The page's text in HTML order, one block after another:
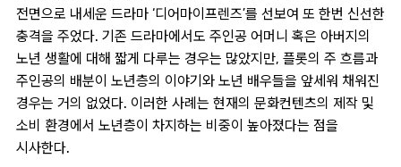
전면으로 내세운 드라마 ‘디어마이프렌즈’를 선보여 또 한번 신선한
충격을 주었다. 기존 드라마에서도 주인공 어머니 혹은 아버지의
노년 생활에 대해 짧게 다루는 경우는 많았지만, 플롯의 주 흐름과
주인공의 배분이 노년층의 이야기와 노년 배우들을 앞세워 채워진
경우는 거의 없었다. 이러한 사례는 현재의 문화컨텐츠의 제작 및
소비 환경에서 노년층이 차지하는 비중이 높아졌다는 점을
시사한다.